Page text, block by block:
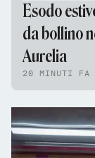
Esodo
da bollino
Aurelia
20 MINUTI FA